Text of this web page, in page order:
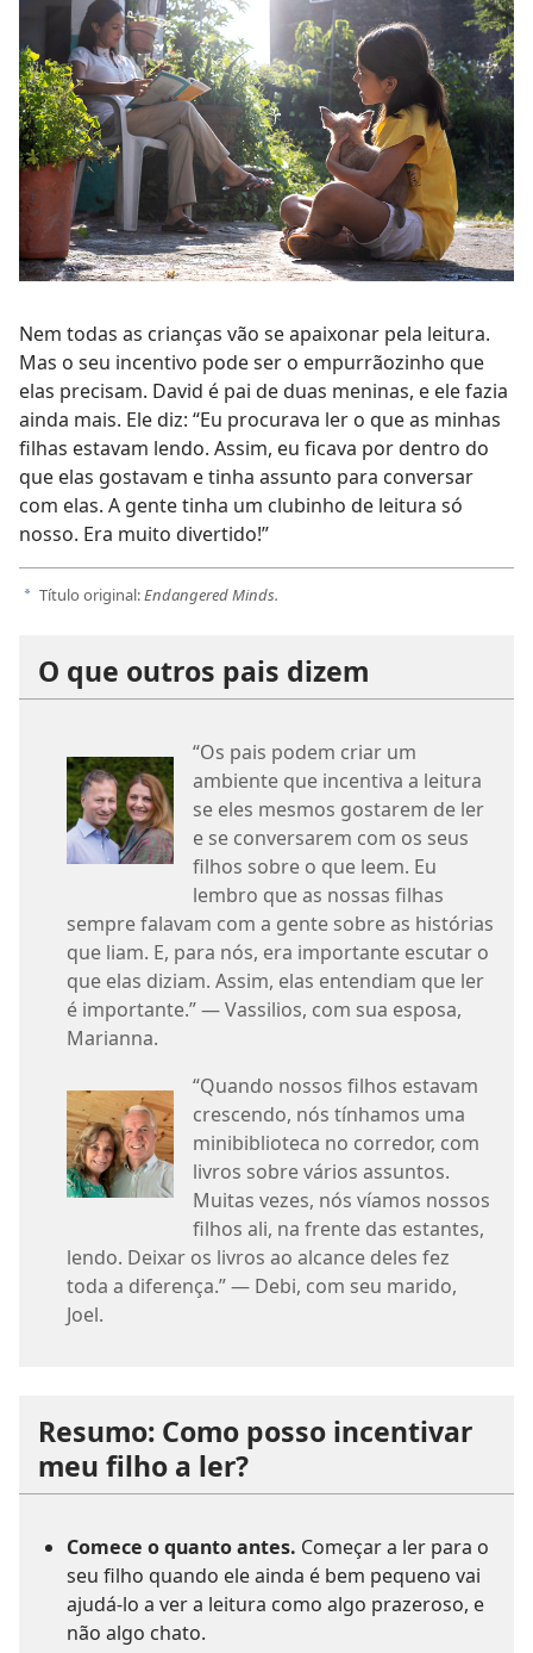
Nem todas as crianças vão se apaixonar pela leitura.
Mas o seu incentivo pode ser o empurrãozinho que
elas precisam. David é pai de duas meninas, e ele fazia
ainda mais. Ele diz: “Eu procurava ler o que as minhas
filhas estavam lendo. Assim, eu ficava por dentro do
que elas gostavam e tinha assunto para conversar
com elas. A gente tinha um clubinho de leitura só
nosso. Era muito divertido!”
a Título original:Endangered Minds.
O que outros pais dizem
“Os pais podem criar um
ambiente que incentiva a leitura
se eles mesmos gostarem de ler
e se conversarem com os seus
filhos sobre o que leem. Eu
lembro que as nossas filhas
sempre falavam com a gente sobre as histórias
que liam. E, para nós, era importante escutar o
que elas diziam. Assim, elas entendiam que ler
é importante.” — Vassilios, com sua esposa,
Marianna.
“Quando nossos filhos estavam
crescendo, nós tínhamos uma
minibiblioteca no corredor, com
livros sobre vários assuntos.
Muitas vezes, nós víamos nossos
filhos ali, na frente das estantes,
lendo. Deixar os livros ao alcance deles fez
toda a diferença.” — Debi, com seu marido,
Joel.
Resumo: Como posso incentivar
meu filho a ler?
Comece o quanto antes. Começar a ler para o
seu filho quando ele ainda é bem pequeno vai
ajudá-lo a ver a leitura como algo prazeroso, e
não algo chato.